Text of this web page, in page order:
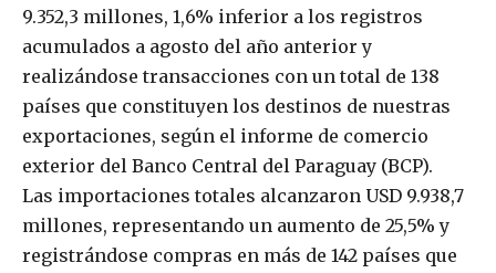
9.352,3 millones, 1,6% inferior a los registros
acumulados a agosto del año anterior y
realizándose transacciones con un total de 138
países que constituyen los destinos de nuestras
exportaciones, según el informe de comercio
exterior del Banco Central del Paraguay (BCP).
Las importaciones totales alcanzaron USD 9.938,7
millones, representando un aumento de 25,5% y
registrándose compras en más de 142 países que